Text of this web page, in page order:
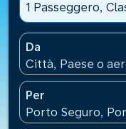
1 Passeggero,
Da
Città, Paese o
Per
Porto Seguro,